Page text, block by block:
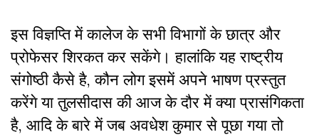
इस विज्ञप्ति में कालेज के सभी विभागों के छात्र और
प्रोफेसर शिरकत कर सकेंगे। हालांकि यह राष्ट्रीय
संगोष्ठी कैसे है, कौन लोग इसमें अपने भाषण प्रस्तुत
करेंगे या तुलसीदास की आज के दौर में क्या प्रासंगिकता
है, आदि के बारे में जब अवधेश कुमार से पूछा गया तो